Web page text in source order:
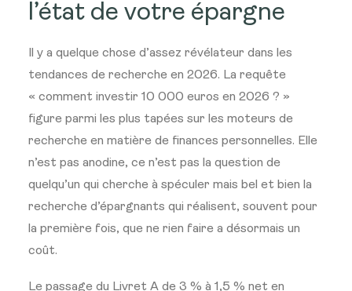
l’état de votre épargne
Il y a quelque chose d’assez révélateur dans les
tendances de recherche en 2026. La requête
« comment investir 10 000 euros en 2026 ? »
figure parmi les plus tapées sur les moteurs de
recherche en matière de finances personnelles. Elle
n’est pas anodine, ce n’est pas la question de
quelqu’un qui cherche à spéculer mais bel et bien la
recherche d’épargnants qui réalisent, souvent pour
la première fois, que ne rien faire a désormais un
coût.
Le passage du Livret A de 3 % à 1,5 % net en